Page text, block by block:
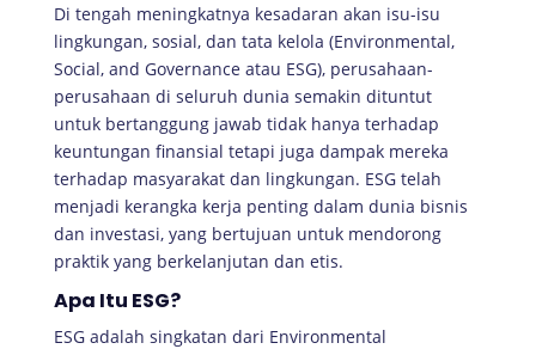
Di tengah meningkatnya kesadaran akan isu-isu
lingkungan, sosial, dan tata kelola (Environmental,
Social, and Governance atau ESG), perusahaan-
perusahaan di seluruh dunia semakin dituntut
untuk bertanggung jawab tidak hanya terhadap
keuntungan finansial tetapi juga dampak mereka
terhadap masyarakat dan lingkungan. ESG telah
menjadi kerangka kerja penting dalam dunia bisnis
dan investasi, yang bertujuan untuk mendorong
praktik yang berkelanjutan dan etis.
Apa Itu ESG?
ESG adalah singkatan dari Environmental